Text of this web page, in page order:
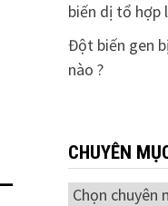
biến dị tổ hợp
Đột biến gen
nào ?
CHUYÊN
Chuyên